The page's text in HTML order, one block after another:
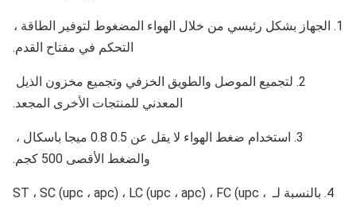
1. الجهاز بشكل رئيسي من خلال الهواء المضغوط لتوفير الطاقة ،
التحكم في مفتاح القدم.
2. لتجميع الموصل والطويق الخزفي وتجميع مخزون الذيل
المعدني للمنتجات الأخرى المجعد.
3. استخدام ضغط الهواء لا يقل عن 0.5 0.8 ميجا باسكال ،
والضغط الأقصى 500 كجم.
4. بالنسبة لـ ST ، SC (upc ، apc) ، LC (upc ، apc) ، FC (upc ،